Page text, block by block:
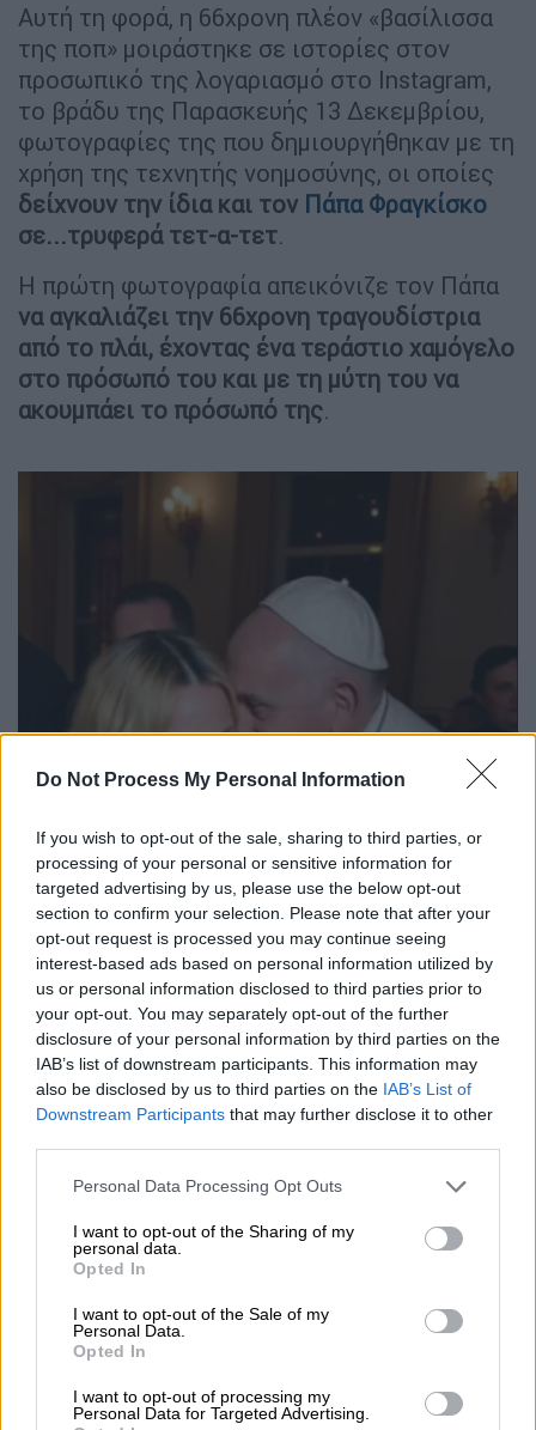
Do Not Process My Personal Information
If you wish to opt-out of the sale, sharing to third parties, or
processing of your personal or sensitive information for
targeted advertising by us, please use the below opt-out
section to confirm your selection. Please note that after your
opt-out request is processed you may continue seeing
interest-based ads based on personal information utilized by
us or personal information disclosed to third parties prior to
your opt-out. You may separately opt-out of the further
disclosure of your personal information by third parties on the
IAB’s list of downstream participants. This information may
also be disclosed by us to third parties on the IAB’s List of
Downstream Participants that may further disclose it to other
Please note that this website/app uses one or more Google
not limited to your visit or usage behaviour. You may click to
grant or deny consent to Google and its third-party tags to
use your data for below specified purposes in below Google
consent section.
Personal Data Processing Opt Outs
I want to opt-out of the Sharing of my
personal data.
Opted In
I want to opt-out of the Sale of my
Personal Data.
Opted In
I want to opt-out of processing my
Personal Data for Targeted Advertising.
Αυτή τη φορά, η 66χρονη πλέον «βασίλισσα
της ποπ» μοιράστηκε σε ιστορίες στον
προσωπικό της λογαριασμό στο Instagram,
το βράδυ της Παρασκευής 13 Δεκεμβρίου,
φωτογραφίες της που δημιουργήθηκαν με τη
χρήση της τεχνητής νοημοσύνης, οι οποίες
δείχνουν την ίδια και τον Πάπα Φραγκίσκο
σε...τρυφερά τετ-α-τετ.
Η πρώτη φωτογραφία απεικόνιζε τον Πάπα
να αγκαλιάζει την 66χρονη τραγουδίστρια
από το πλάι, έχοντας ένα τεράστιο χαμόγελο
στο πρόσωπό του και με τη μύτη του να
ακουμπάει το πρόσωπό της.
Μαντόνα - Πάπας Φραγκίσκος
Φτάνοντας στο Σαββατοκύριακο σαν...»,
έγραψε στη λεζάντα του στιγμιότυπου.
Η δεύτερη εικόνα έδειχνε τη Μαντόνα με